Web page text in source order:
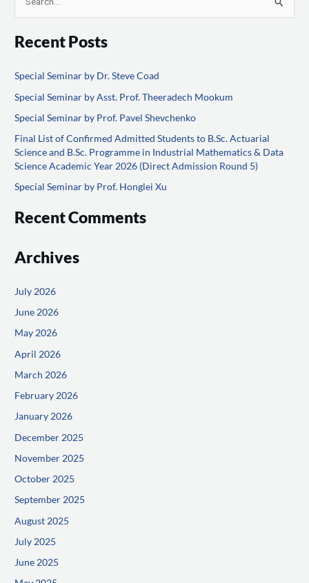
a
c
h
f
o
r
:
Recent Posts
Special Seminar by Dr. Steve Coad
Special Seminar by Asst. Prof. Theeradech Mookum
Special Seminar by Prof. Pavel Shevchenko
Final List of Confirmed Admitted Students to B.Sc. Actuarial
Science and B.Sc. Programme in Industrial Mathematics & Data
Science Academic Year 2026 (Direct Admission Round 5)
Special Seminar by Prof. Honglei Xu
Recent Comments
Archives
July 2026
June 2026
May 2026
April 2026
March 2026
February 2026
January 2026
December 2025
November 2025
October 2025
September 2025
August 2025
July 2025
June 2025